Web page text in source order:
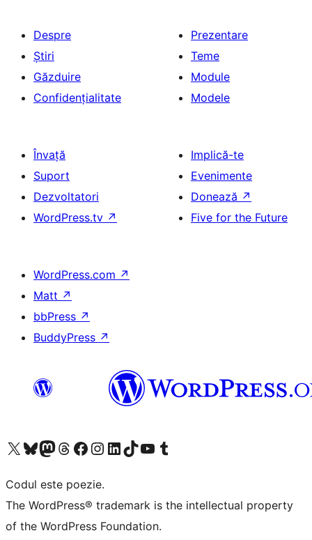
Despre
Știri
Găzduire
Confidențialitate
Prezentare
Teme
Module
Modele
Învață
Suport
Dezvoltatori
WordPress.tv ↗
Implică-te
Evenimente
Donează ↗
Five for the Future
WordPress.com ↗
Matt ↗
bbPress ↗
BuddyPress ↗
Mergi la contul nostru X (fost Twitter)
Vizitează contul nostru Bluesky
Vizitează contul nostru Mastodon
Vizitează contul nostru Threads
Vizitează pagina noastră Facebook
Vizitează-ne pe Instagram
Vizitează-ne pe LinkedIn
Vizitează contul nostru TikTok
Vizitează canalul nostru YouTube
Vizitează contul nostru Tumblr
Codul este poezie.
The WordPress® trademark is the intellectual property
of the WordPress Foundation.